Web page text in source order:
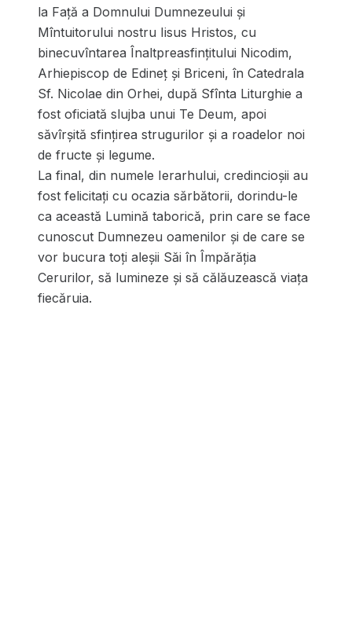
la Față a Domnului Dumnezeului și
Mîntuitorului nostru Iisus Hristos, cu
binecuvîntarea Înaltpreasfinţitului Nicodim,
Arhiepiscop de Edineţ şi Briceni, în Catedrala
Sf. Nicolae din Orhei, după Sfînta Liturghie a
fost oficiată slujba unui Te Deum, apoi
săvîrșită sfințirea strugurilor și a roadelor noi
de fructe și legume.
La final, din numele Ierarhului, credincioșii au
fost felicitați cu ocazia sărbătorii, dorindu-le
ca această Lumină taborică, prin care se face
cunoscut Dumnezeu oamenilor și de care se
vor bucura toți aleșii Săi în Împărăția
Cerurilor, să lumineze și să călăuzească viața
fiecăruia.